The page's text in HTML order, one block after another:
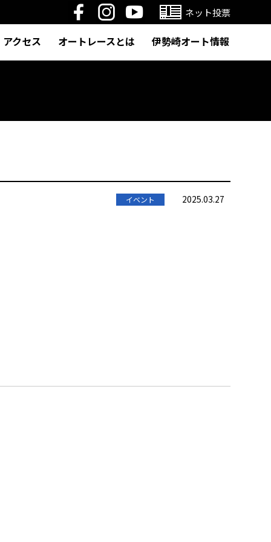
ネット投票
アクセス オートレースとは 伊勢崎オート情報
イベント 2025.03.27